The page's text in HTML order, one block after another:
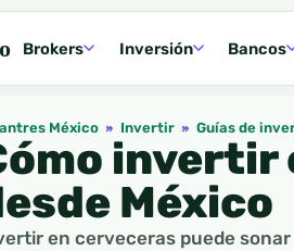
Brokers Inversión Bancos
México » Invertir » Guías de
invertir
México
en cerveceras puede